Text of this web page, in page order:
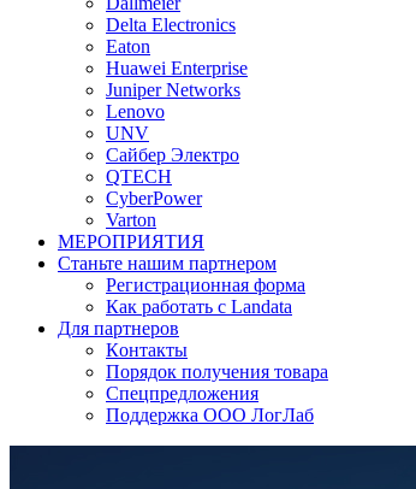
Delta Electronics
Eaton
Huawei Enterprise
Juniper Networks
Lenovo
UNV
Сайбер Электро
QTECH
CyberPower
Varton
МЕРОПРИЯТИЯ
Станьте нашим партнером
Регистрационная форма
Как работать с Landata
Для партнеров
Кoнтaкты
Порядок получения товара
Спецпредложения
Поддержка ООО ЛогЛаб